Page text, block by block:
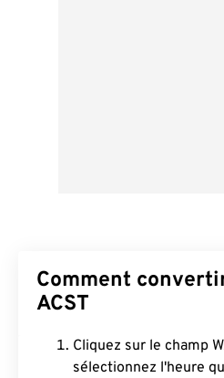
Comment
ACST
Cliquez sur le champ
sélectionnez l'heure